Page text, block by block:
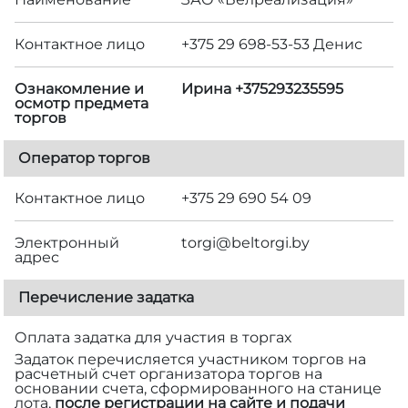
Контактное лицо +375 29 698-53-53 Денис
Ознакомление и
осмотр предмета
торгов
Ирина +375293235595
Оператор торгов
Контактное лицо +375 29 690 54 09
Электронный
адрес
torgi@beltorgi.by
Перечисление задатка
Оплата задатка для участия в торгах
Задаток перечисляется участником торгов на
расчетный счет организатора торгов на
основании счета, сформированного на станице
лота, после регистрации на сайте и подачи